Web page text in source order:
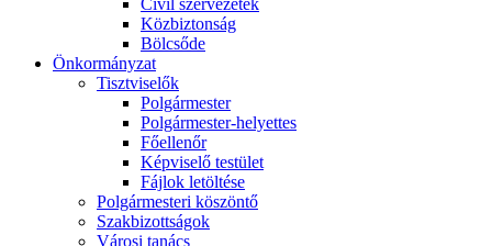
Civil szervezetek
Közbiztonság
Bölcsőde
Önkormányzat
Tisztviselők
Polgármester
Polgármester-helyettes
Főellenőr
Képviselő testület
Fájlok letöltése
Polgármesteri köszöntő
Szakbizottságok
Városi tanács